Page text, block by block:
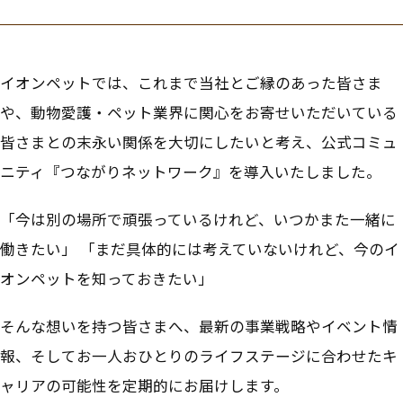
イオンペットでは、これまで当社とご縁のあった皆さま
や、動物愛護・ペット業界に関心をお寄せいただいている
皆さまとの末永い関係を大切にしたいと考え、公式コミュ
ニティ『つながりネットワーク』を導入いたしました。
「今は別の場所で頑張っているけれど、いつかまた一緒に
働きたい」 「まだ具体的には考えていないけれど、今のイ
オンペットを知っておきたい」
そんな想いを持つ皆さまへ、最新の事業戦略やイベント情
報、そしてお一人おひとりのライフステージに合わせたキ
ャリアの可能性を定期的にお届けします。